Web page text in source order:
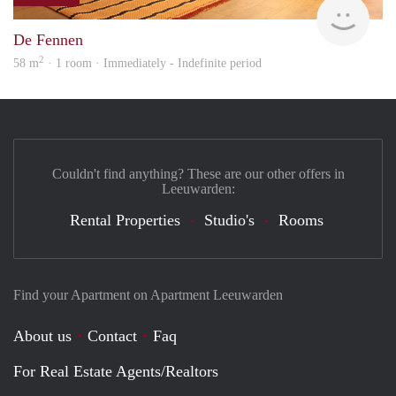
De Fennen
58 m2 · 1 room · Immediately - Indefinite period
Find your Apartment on Apartment Leeuwarden
About us Contact
Faq
For Real Estate Agents/Realtors
Couldn't find anything? These are our other offers in
Leeuwarden:
Rental Properties Studio's Rooms